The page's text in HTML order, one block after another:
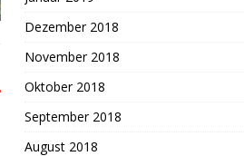
Dezember 2018
November 2018
Oktober 2018
September 2018
August 2018